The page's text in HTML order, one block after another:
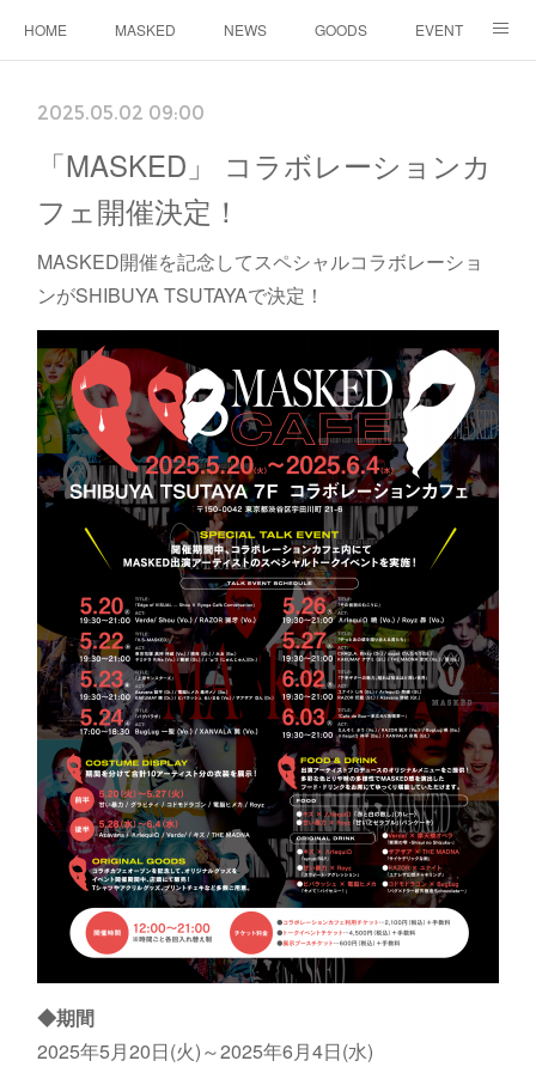
HOME MASKED NEWS GOODS EVENT
2025.05.02 09:00
「MASKED」 コラボレーションカ
フェ開催決定！
MASKED開催を記念してスペシャルコラボレーショ
ンがSHIBUYA TSUTAYAで決定！
◆期間
2025年5月20日(火)～2025年6月4日(水)